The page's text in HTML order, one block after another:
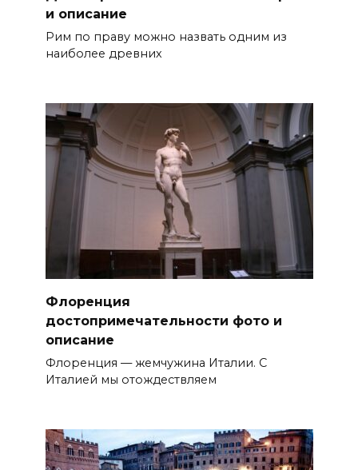
и описание
Рим по праву можно назвать одним из
наиболее древних
Флоренция
достопримечательности фото и
описание
Флоренция — жемчужина Италии. С
Италией мы отождествляем